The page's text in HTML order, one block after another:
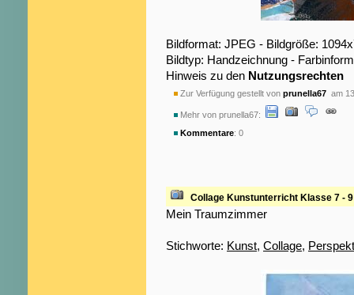
Bildformat: JPEG - Bildgröße:
Bildtyp: Handzeichnung -
Hinweis zu den Nutzungsrechten
Zur Verfügung gestellt von prunella67 am
Mehr von prunella67:
Kommentare: 0
Collage Kunstunterricht Klasse 7 - 9
Mein Traumzimmer
Stichworte: Kunst, Collage,